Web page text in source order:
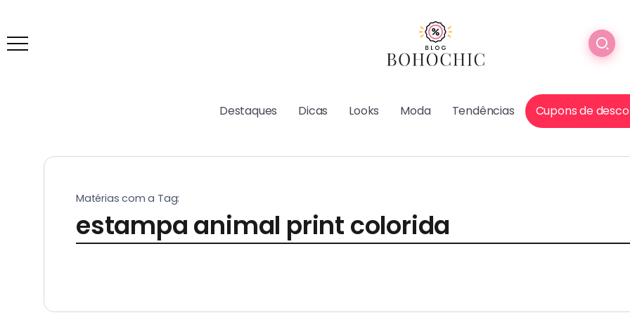
Destaques Dicas Looks Moda Tendências Cupons de
Matérias com a Tag:
estampa animal print colorida